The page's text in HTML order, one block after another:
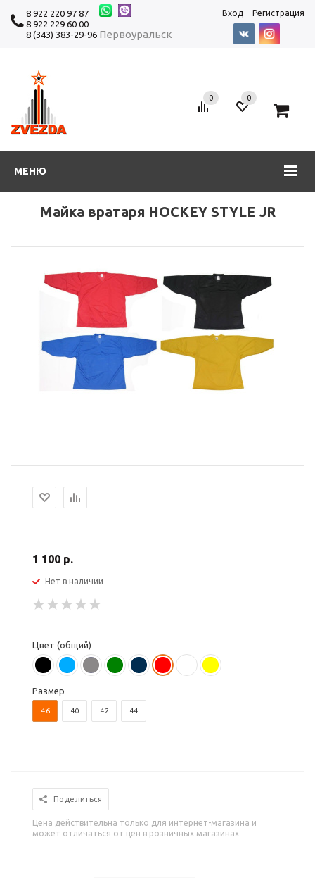
8 922 220 97 87
8 922 229 60 00
8 (343) 383-29-96 Первоуральск
Вход Регистрация
МЕНЮ
0 0
Майка вратаря HOCKEY STYLE JR
1 100 р.
Нет в наличии
Цвет (общий)
Размер
.46 .40 .42 .44
Поделиться
Цена действительна только для интернет-магазина и
может отличаться от цен в розничных магазинах